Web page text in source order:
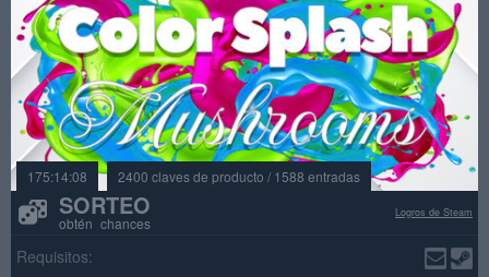
175:14:08 2400 claves de producto / 1588 entradas
SORTEO
obtén chances
Logros de Steam
Requisitos: